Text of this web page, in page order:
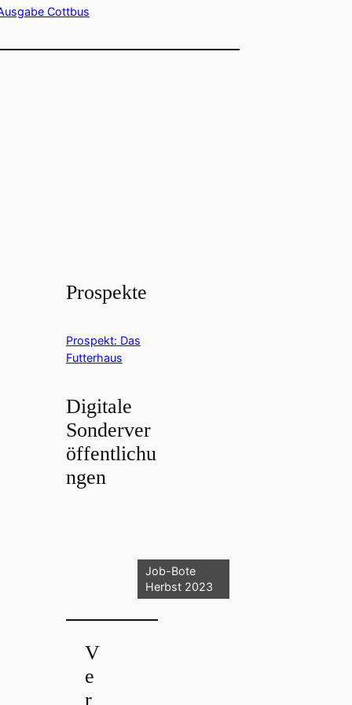
Cottbus
Prospekte
Prospekt: Das
Futterhaus
Digitale
Sonderver
öffentlichu
ngen
Job-Bote
Herbst 2023
V
e
r